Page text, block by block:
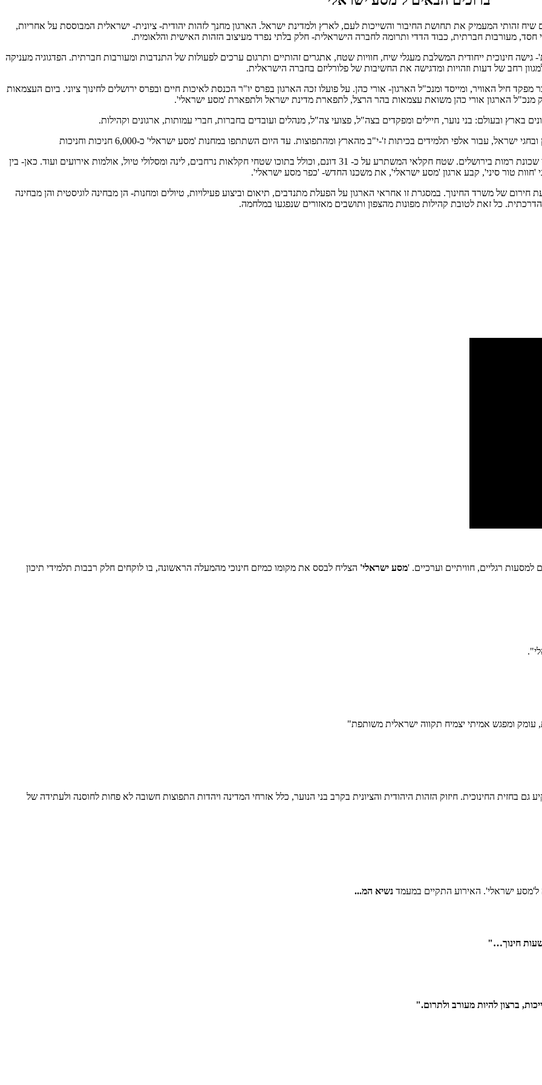
שיח זהותי המעמיק את תחושת החיבור והשייכות לעם, לארץ ולמדינת ישראל. הארגון מחנך לזהות יהודית- ציונית- ישראלית המבוססת על אחריות,
חסד, מעורבות חברתית, כבוד הדדי ותרומה לחברה הישראלית- חלק בלתי נפרד מעיצוב הזהות האישית והלאומית.
חינוכית ייחודית המשלבת מעגלי שיח, חוויות שטח, אתגרים זהותיים ותרגום ערכים לפעולות של התנדבות ומעורבות חברתית. הפדגוגיה מעניקה
רחב של דעות וזהויות ומדגישה את החשיבות של פלורליזם בחברה הישראלית.
חיל האוויר, ומייסד ומנכ"ל הארגון- אורי כהן. על פועלו זכה הארגון בפרס יו"ר הכנסת לאיכות חיים ובפרס ירושלים לחינוך ציוני. ביום העצמאות
בארץ ובעולם: בני נוער, חיילים ומפקדים בצה"ל, פצועי צה"ל, מנהלים ועובדים בחברות, חברי עמותות, ארגונים וקהילות.
בשנת 2022 קיבל ארגון 'מסע ישראלי' בתרומה, את 'חוות טור סיני' בפאתי שכונת רמות בירושלים. שטח חקלאי המשתרע על כ- 31 דונם, וכולל בתוכו שטחי חקלאות נרחבים, לינה ומסלולי טיול, אולמות אירועים ועוד. כאן- בין
'חוות טור סיני', קבע ארגון 'מסע ישראלי', את משכנו החדש- 'כפר מסע ישראלי'.
לשעת חירום של משרד החינוך. במסגרת זו אחראי הארגון על הפעלת מתנדבים, תיאום וביצוע פעילויות, טיולים ומחנות- הן מבחינה לוגיסטית והן מבחינה
הדרכתית. כל זאת לטובת קהילות מפונות מהצפון ותושבים מאזורים שנפגעו במלחמה.
רגליים, חוויתיים וערכיים. 'מסע ישראלי' הצליח לבסס את מקומו כמיזם חינוכי מהמעלה הראשונה, בו לוקחים חלק רבבות תלמידי תיכון
עומק ומפגש אמיתי יצמיח תקווה ישראלית משותפת"
בחזית החינוכית. חיזוק הזהות היהודית והציונית בקרב בני הנוער, כלל אזרחי המדינה ויהדות התפוצות חשובה לא פחות לחוסנה ולעתידה של
נשיא המ...
חינוך…"
ברצון להיות מעורב ולתרום."